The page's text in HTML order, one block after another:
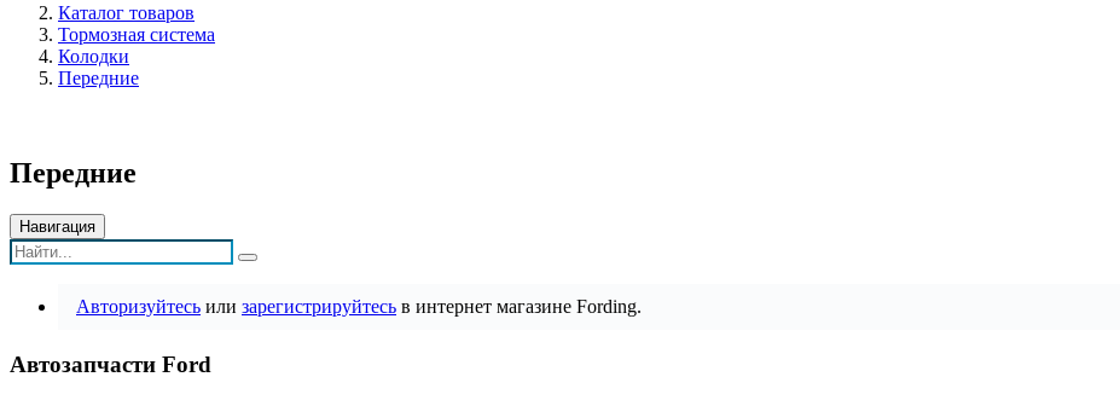
Каталог товаров
Тормозная система
Колодки
Передние
Передние
Навигация
Авторизуйтесь или зарегистрируйтесь в интернет магазине Fording.
Автозапчасти Ford